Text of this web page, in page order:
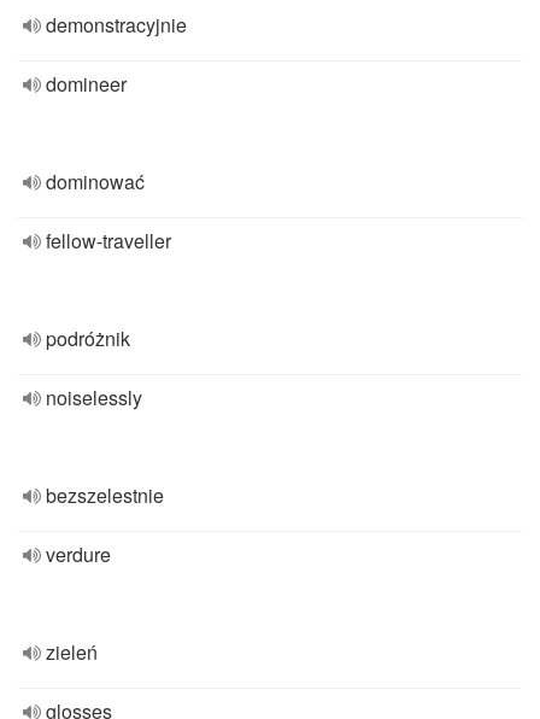
demonstracyjnie
domineer
dominować
fellow-traveller
podróżnik
noiselessly
bezszelestnie
verdure
zieleń
glosses